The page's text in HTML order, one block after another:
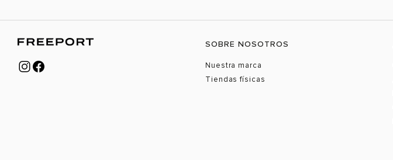
SOBRE NOSOTROS
Nuestra marca
Tiendas físicas